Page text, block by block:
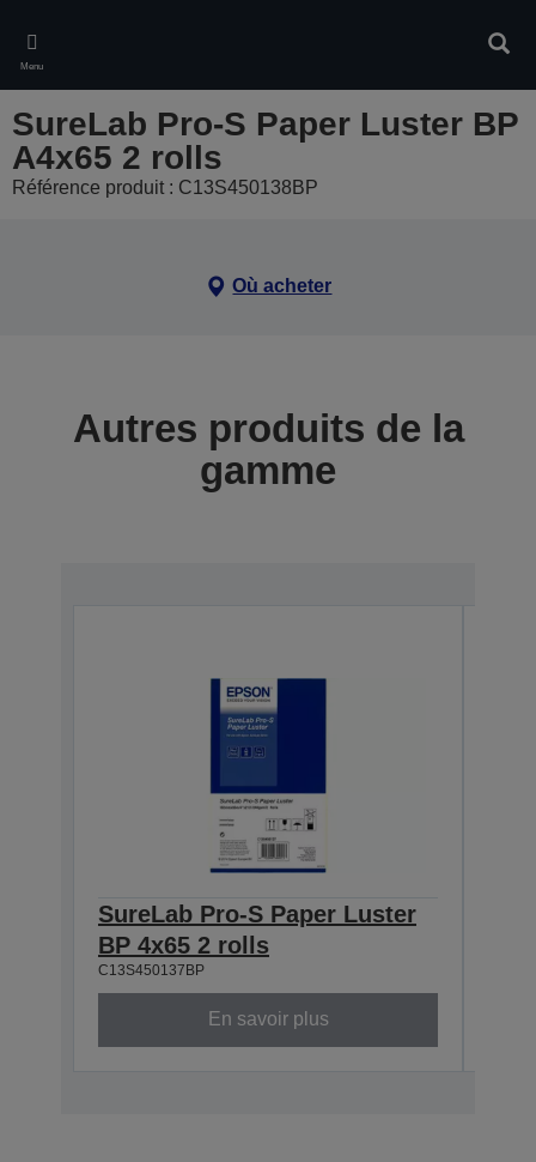
main
content
Menu
SureLab Pro-S Paper Luster BP
A4x65 2 rolls
Référence produit : C13S450138BP
Où acheter
Autres produits de la
gamme
SureLab Pro-S Paper Luster
BP 4x65 2 rolls
C13S450137BP
En savoir plus